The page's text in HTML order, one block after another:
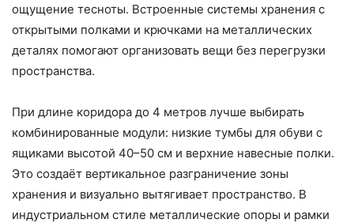
ощущение тесноты. Встроенные системы хранения с
открытыми полками и крючками на металлических
деталях помогают организовать вещи без перегрузки
пространства.
При длине коридора до 4 метров лучше выбирать
комбинированные модули: низкие тумбы для обуви с
ящиками высотой 40–50 см и верхние навесные полки.
Это создаёт вертикальное разграничение зоны
хранения и визуально вытягивает пространство. В
индустриальном стиле металлические опоры и рамки